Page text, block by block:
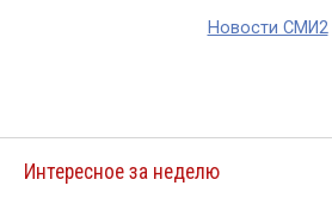
Новости СМИ2
Интересное за неделю